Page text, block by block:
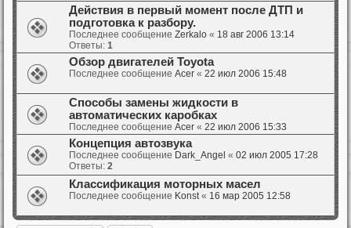
Действия в первый момент после ДТП и
подготовка к разбору.
Последнее сообщение Zerkalo « 18 авг 2006 13:14
Ответы: 1
Обзор двигателей Toyota
Последнее сообщение Acer « 22 июл 2006 15:48
Способы замены жидкости в
автоматических каробках
Последнее сообщение Acer « 22 июл 2006 15:33
Концепция автозвука
Последнее сообщение Dark_Angel « 02 июл 2005 17:28
Ответы: 2
Классификация моторных масел
Последнее сообщение Konst « 16 мар 2005 12:58